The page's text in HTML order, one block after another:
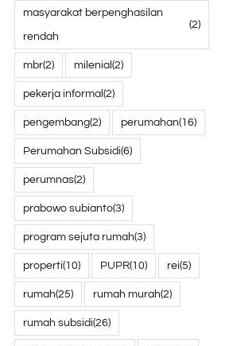
masyarakat berpenghasilan
rendah
(2)
mbr(2) milenial(2)
pekerja informal(2)
pengembang(2) perumahan(16)
Perumahan Subsidi(6)
perumnas(2)
prabowo subianto(3)
program sejuta rumah(3)
properti(10) PUPR(10) rei(5)
rumah(25) rumah murah(2)
rumah subsidi(26)